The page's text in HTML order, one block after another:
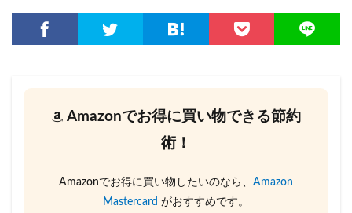
Amazonでお得に買い物できる節約
術！
Amazonでお得に買い物したいのなら、 Amazon
Mastercard がおすすめです。